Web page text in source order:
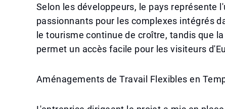
Selon les développeurs, le pays représente
passionnants pour les complexes intégrés
le tourisme continue de croître, tandis que
permet un accès facile pour les visiteurs
Aménagements de Travail Flexibles en